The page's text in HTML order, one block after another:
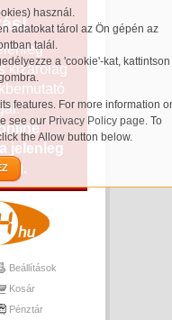
használ.
adatokat tárol az Ön gépén az
talál.
a 'cookie'-kat, kattintson
features. For more information
see our Privacy Policy page. To
the Allow button below.
kizárólag
jelenleg
Beállítások
Kosár
Pénztár